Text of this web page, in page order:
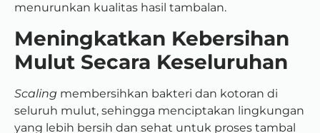
menurunkan kualitas hasil tambalan.
Meningkatkan Kebersihan
Mulut Secara Keseluruhan
Scaling membersihkan bakteri dan kotoran di
seluruh mulut, sehingga menciptakan lingkungan
yang lebih bersih dan sehat untuk proses tambal